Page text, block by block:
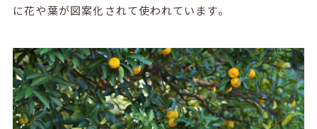
に花や葉が図案化されて使われています。